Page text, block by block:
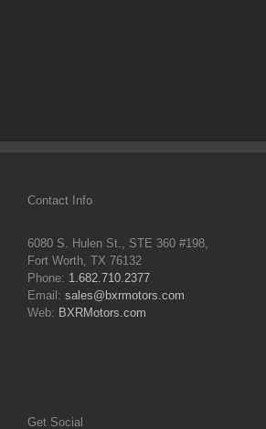
Contact Info
6080 S. Hulen St., STE 360 #198,
Fort Worth, TX 76132
Phone: 1.682.710.2377
Email: sales@bxrmotors.com
Web: BXRMotors.com
Get Social